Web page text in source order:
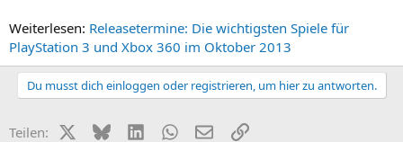
Weiterlesen: Releasetermine: Die wichtigsten Spiele für
PlayStation 3 und Xbox 360 im Oktober 2013
Du musst dich einloggen oder registrieren, um hier zu antworten.
Teilen: X (Twitter)
BlueskyLinkedInWhatsApp
E-MailLink